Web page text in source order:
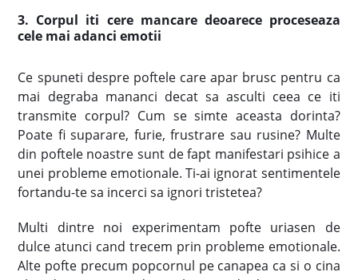
3. Corpul iti cere mancare deoarece proceseaza
cele mai adanci emotii
Ce spuneti despre poftele care apar brusc pentru ca
mai degraba mananci decat sa asculti ceea ce iti
transmite corpul? Cum se simte aceasta dorinta?
Poate fi suparare, furie, frustrare sau rusine? Multe
din poftele noastre sunt de fapt manifestari psihice a
unei probleme emotionale. Ti-ai ignorat sentimentele
fortandu-te sa incerci sa ignori tristetea?
Multi dintre noi experimentam pofte uriasen de
dulce atunci cand trecem prin probleme emotionale.
Alte pofte precum popcornul pe canapea ca si o cina